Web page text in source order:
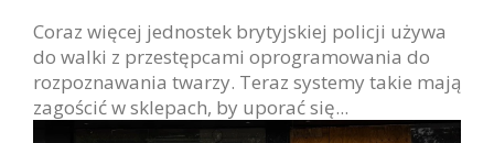
Coraz więcej jednostek brytyjskiej policji używa
do walki z przestępcami oprogramowania do
rozpoznawania twarzy. Teraz systemy takie mają
zagościć w sklepach, by uporać się...